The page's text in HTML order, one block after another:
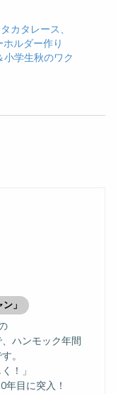
カタレース、
ルダー作り
小学生秋のワク
」
ハンモック年間
。
！」
年目に突入！